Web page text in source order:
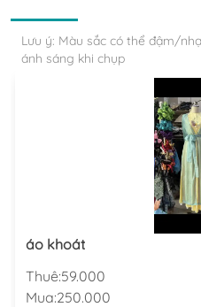
Lưu ý: Màu sắc có thể đậm/
ánh sáng khi chụp
áo khoát
Thuê:59.000
Mua:250.000